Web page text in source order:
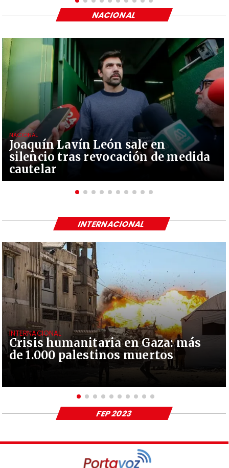
Joaquín Lavín León sale en
silencio tras revocación de medida
cautelar
NACIONAL
NACIONAL
Crisis humanitaria en Gaza: más
de 1.000 palestinos muertos
INTERNACIONAL
INTERNACIONAL
FEP 2023